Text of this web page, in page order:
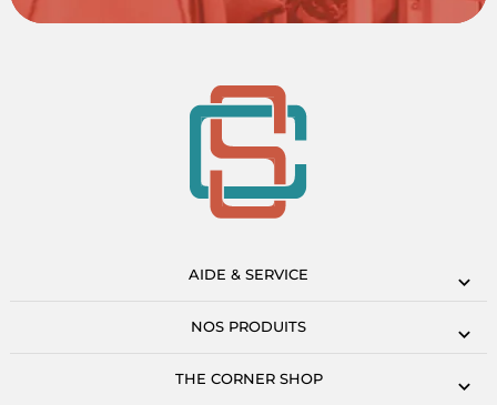
AIDE & SERVICE
NOS PRODUITS
THE CORNER SHOP